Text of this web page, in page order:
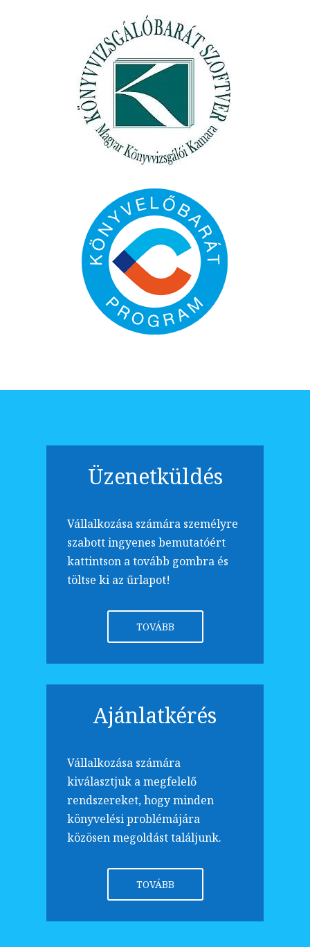
Üzenetküldés
Vállalkozása számára személyre
szabott ingyenes bemutatóért
kattintson a tovább gombra és
töltse ki az űrlapot!
TOVÁBB
Ajánlatkérés
Vállalkozása számára
kiválasztjuk a megfelelő
rendszereket, hogy minden
könyvelési problémájára
közösen megoldást találjunk.
TOVÁBB